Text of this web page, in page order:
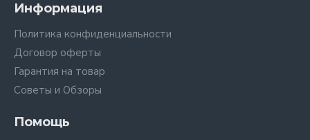
Информация
Политика конфиденциальности
Договор оферты
Гарантия на товар
Советы и Обзоры
Помощь